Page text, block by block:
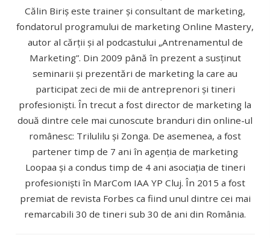
Călin Biriș este trainer și consultant de marketing,
fondatorul programului de marketing Online Mastery,
autor al cărții și al podcastului „Antrenamentul de
Marketing”. Din 2009 până în prezent a susținut
seminarii și prezentări de marketing la care au
participat zeci de mii de antreprenori și tineri
profesioniști. În trecut a fost director de marketing la
două dintre cele mai cunoscute branduri din online-ul
românesc: Trilulilu și Zonga. De asemenea, a fost
partener timp de 7 ani în agenția de marketing
Loopaa și a condus timp de 4 ani asociația de tineri
profesioniști în MarCom IAA YP Cluj. În 2015 a fost
premiat de revista Forbes ca fiind unul dintre cei mai
remarcabili 30 de tineri sub 30 de ani din România.